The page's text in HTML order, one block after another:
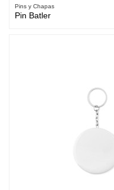
Pins y Chapas
Pin Batler